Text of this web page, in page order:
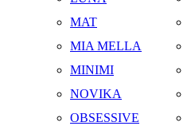
MAT
MIA MELLA
MINIMI
NOVIKA
OBSESSIVE